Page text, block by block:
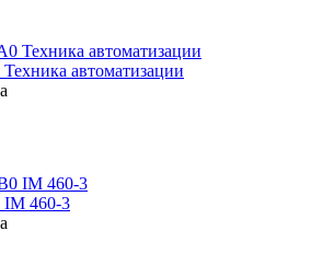
автоматизации
IM 460-3